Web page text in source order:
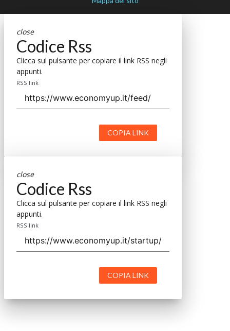
close
Codice Rss
Clicca sul pulsante per copiare il link RSS negli
appunti.
RSS link
COPIA LINK
close
Codice Rss
Clicca sul pulsante per copiare il link RSS negli
appunti.
RSS link
COPIA LINK